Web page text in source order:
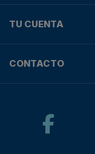
TU CUENTA
CONTACTO